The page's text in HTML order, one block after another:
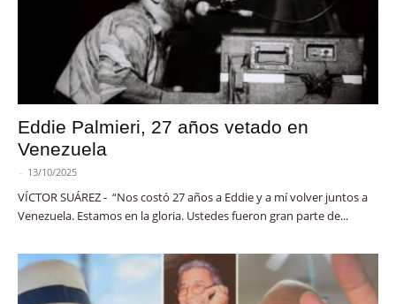
Eddie Palmieri, 27 años vetado en
Venezuela
- 13/10/2025
VÍCTOR SUÁREZ - “Nos costó 27 años a Eddie y a mí volver juntos a
Venezuela. Estamos en la gloria. Ustedes fueron gran parte de...